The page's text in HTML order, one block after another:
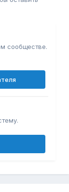
сообществе.